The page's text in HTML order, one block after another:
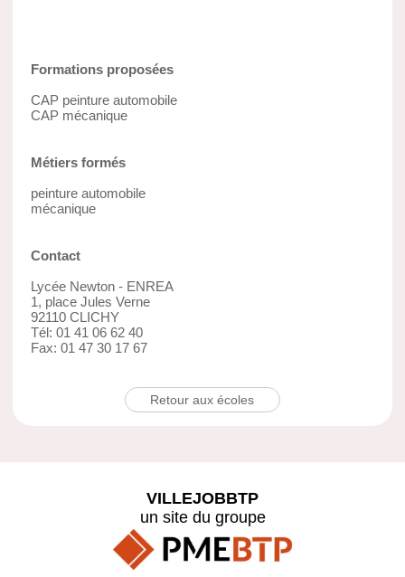
Formations proposées
CAP peinture automobile
CAP mécanique
Métiers formés
peinture automobile
mécanique
Contact
Lycée Newton - ENREA
1, place Jules Verne
92110 CLICHY
Tél: 01 41 06 62 40
Fax: 01 47 30 17 67
Retour aux écoles
VILLEJOBBTP
un site du groupe